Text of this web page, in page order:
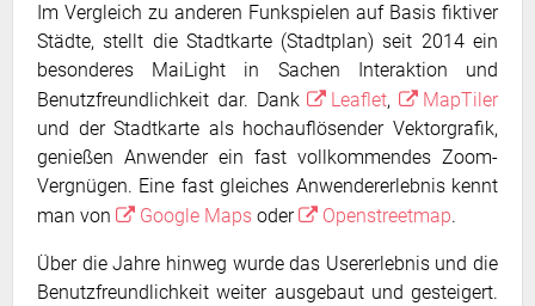
Im Vergleich zu anderen Funkspielen auf Basis fiktiver
Städte, stellt die Stadtkarte (Stadtplan) seit 2014 ein
besonderes MaiLight in Sachen Interaktion und
Benutzfreundlichkeit dar. Dank
Leaflet,
MapTiler
und der Stadtkarte als hochauflösender Vektorgrafik,
genießen Anwender ein fast vollkommendes Zoom-
Vergnügen. Eine fast gleiches Anwendererlebnis kennt
man von
Google Maps oder Openstreetmap.
Über die Jahre hinweg wurde das Usererlebnis und die
Benutzfreundlichkeit weiter ausgebaut und gesteigert.